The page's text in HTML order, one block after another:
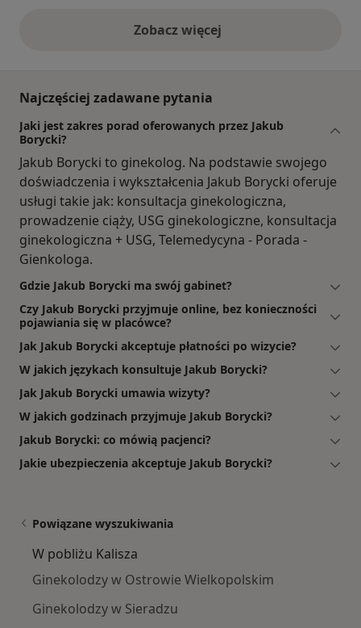
Zobacz więcejopinie powyżej
Najczęściej zadawane pytania
Jaki jest zakres porad oferowanych przez Jakub
Borycki?
Jakub Borycki to ginekolog. Na podstawie swojego
doświadczenia i wykształcenia Jakub Borycki oferuje
usługi takie jak: konsultacja ginekologiczna,
prowadzenie ciąży, USG ginekologiczne, konsultacja
ginekologiczna + USG, Telemedycyna - Porada -
Gienkologa.
Gdzie Jakub Borycki ma swój gabinet?
Czy Jakub Borycki przyjmuje online, bez konieczności
pojawiania się w placówce?
Jak Jakub Borycki akceptuje płatności po wizycie?
W jakich językach konsultuje Jakub Borycki?
Jak Jakub Borycki umawia wizyty?
W jakich godzinach przyjmuje Jakub Borycki?
Jakub Borycki: co mówią pacjenci?
Jakie ubezpieczenia akceptuje Jakub Borycki?
Powiązane wyszukiwania
W pobliżu Kalisza
Ginekolodzy w Ostrowie Wielkopolskim
Ginekolodzy w Sieradzu